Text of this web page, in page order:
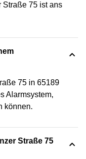
Straße 75 ist ans
75 in 65189
Alarmsystem,
können.
Straße 75